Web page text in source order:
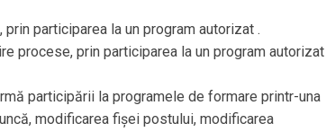
participarea la un program autorizat .
procese, prin participarea la un program autorizat
participării la programele de formare printr-una
modificarea fișei postului, modificarea